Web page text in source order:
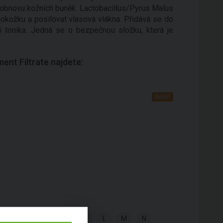
kožních buněk. Lactobacillus/Pyrus Malus
a posilovat vlasová vlákna. Přidává se do
tonika. Jedná se o bezpečnou složku, která je
Filtrate najdete:
detail
M N